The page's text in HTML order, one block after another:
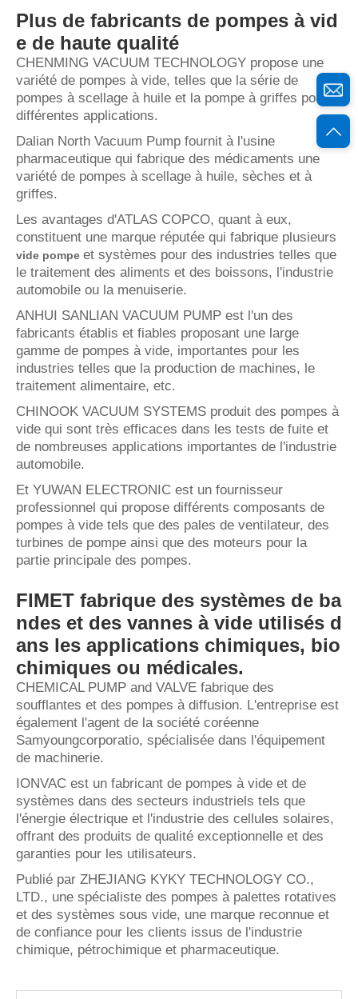
Plus de fabricants de pompes à vid
e de haute qualité
CHENMING VACUUM TECHNOLOGY propose une
variété de pompes à vide, telles que la série de
pompes à scellage à huile et la pompe à griffes pour
différentes applications.
Dalian North Vacuum Pump fournit à l'usine
pharmaceutique qui fabrique des médicaments une
variété de pompes à scellage à huile, sèches et à
griffes.
Les avantages d'ATLAS COPCO, quant à eux,
constituent une marque réputée qui fabrique plusieurs
vide pompe et systèmes pour des industries telles que
le traitement des aliments et des boissons, l'industrie
automobile ou la menuiserie.
ANHUI SANLIAN VACUUM PUMP est l'un des
fabricants établis et fiables proposant une large
gamme de pompes à vide, importantes pour les
industries telles que la production de machines, le
traitement alimentaire, etc.
CHINOOK VACUUM SYSTEMS produit des pompes à
vide qui sont très efficaces dans les tests de fuite et
de nombreuses applications importantes de l'industrie
automobile.
Et YUWAN ELECTRONIC est un fournisseur
professionnel qui propose différents composants de
pompes à vide tels que des pales de ventilateur, des
turbines de pompe ainsi que des moteurs pour la
partie principale des pompes.
FIMET fabrique des systèmes de ba
ndes et des vannes à vide utilisés d
ans les applications chimiques, bio
chimiques ou médicales.
CHEMICAL PUMP and VALVE fabrique des
soufflantes et des pompes à diffusion. L'entreprise est
également l'agent de la société coréenne
Samyoungcorporatio, spécialisée dans l'équipement
de machinerie.
IONVAC est un fabricant de pompes à vide et de
systèmes dans des secteurs industriels tels que
l'énergie électrique et l'industrie des cellules solaires,
offrant des produits de qualité exceptionnelle et des
garanties pour les utilisateurs.
Publié par ZHEJIANG KYKY TECHNOLOGY CO.,
LTD., une spécialiste des pompes à palettes rotatives
et des systèmes sous vide, une marque reconnue et
de confiance pour les clients issus de l'industrie
chimique, pétrochimique et pharmaceutique.